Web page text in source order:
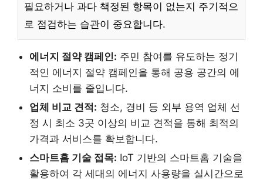
필요하거나 과다 책정된 항목이 없는지 주기적으
로 점검하는 습관이 중요합니다.
에너지 절약 캠페인: 주민 참여를 유도하는 정기
적인 에너지 절약 캠페인을 통해 공용 공간의 에
너지 소비를 줄입니다.
업체 비교 견적: 청소, 경비 등 외부 용역 업체 선
정 시 최소 3곳 이상의 비교 견적을 통해 최적의
가격과 서비스를 확보합니다.
스마트홈 기술 접목: IoT 기반의 스마트홈 기술을
활용하여 각 세대의 에너지 사용량을 실시간으로